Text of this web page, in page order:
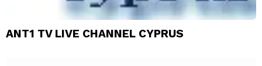
ANT1 TV LIVE CHANNEL CYPRUS